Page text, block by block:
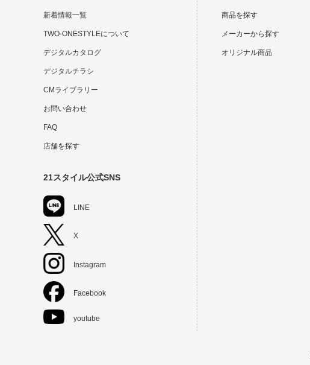
新着情報一覧
TWO-ONESTYLEについて
デジタルカタログ
デジタルチラシ
CMライブラリー
お問い合わせ
FAQ
店舗を探す
21スタイル公式SNS
LINE
X
Instagram
Facebook
youtube
商品を探す
メーカーから探す
オリジナル商品